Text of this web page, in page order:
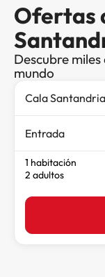
Ofertas
Descubre
mundo
Entrada
1 habitación
2 adultos